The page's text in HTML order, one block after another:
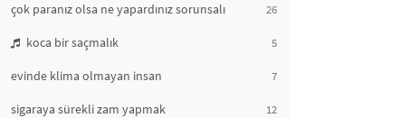
çok paranız olsa ne yapardınız sorunsalı 26
koca bir saçmalık 5
evinde klima olmayan insan 7
sigaraya sürekli zam yapmak 12